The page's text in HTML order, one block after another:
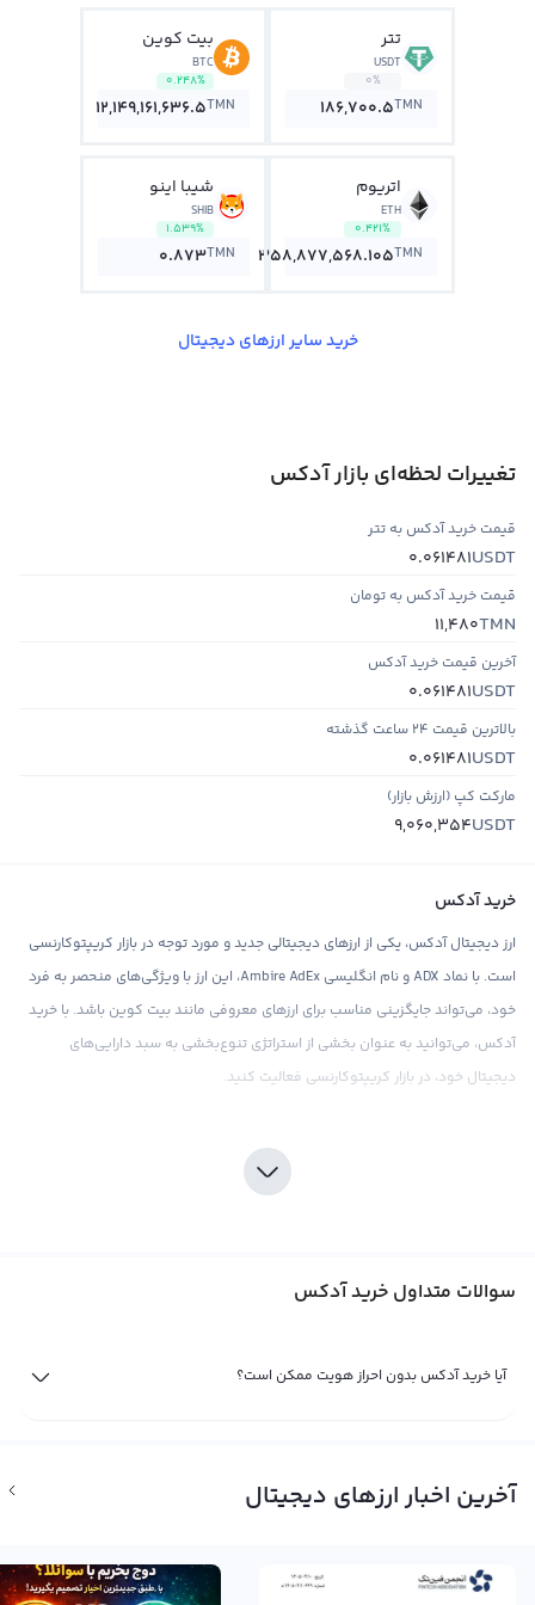
تتر
USDT
0%
186,700.5TMN
بیت کوین
BTC
0.248%
12,149,161,636.5TMN
اتریوم
ETH
0.421%
358,877,568.105TMN
شیبا اینو
SHIB
1.539%
0.873TMN
خرید سایر ارزهای دیجیتال
تغییرات لحظه‌ای بازار آدکس
قیمت خرید آدکس به تتر
USDT
0.061481
قیمت خرید آدکس به تومان
TMN
11,480
آخرین قیمت خرید آدکس
USDT
0.061481
بالاترین قیمت ۲۴ ساعت گذشته
USDT
0.061481
مارکت کپ (ارزش بازار)
USDT
9,060,354
خرید آدکس
ارز دیجیتال آدکس، یکی از ارزهای دیجیتالی جدید و مورد توجه در بازار کریپتوکارنسی
است. با نماد ADX و نام انگلیسی Ambire AdEx، این ارز با ویژگی‌های منحصر به فرد
خود، می‌تواند جایگزینی مناسب برای ارزهای معروفی مانند بیت کوین باشد. با خرید
آدکس، می‌توانید به عنوان بخشی از استراتژی تنوع‌بخشی به سبد دارایی‌های
دیجیتال خود، در بازار کریپتوکارنسی فعالیت کنید.
بهترین انتخاب برای خرید آدکس می‌باشد. با ارائه قیمت‌های رقابتی و کارمزد مناسب،
این صرافی اطمینان خاطر شما را در خرید آدکس به شما می‌دهد. همچنین، صرافی
سرمایه‌گذاری‌های دیگر در بازار ارزهای دیجیتال، حرف و حدیث در مورد بازار آدکس
ضرر شما از آن تنها یک سود و ضرر فرضی خواهد بود. برای به دست آوردن سود یا
با مراجعه به صرافی ارز دیجیتال رابکس، بهترین قیمت بازار را برای فروش آدکس
سوالات متداول خرید آدکس
آیا خرید آدکس بدون احراز هویت ممکن است؟
آخرین اخبار ارزهای دیجیتال